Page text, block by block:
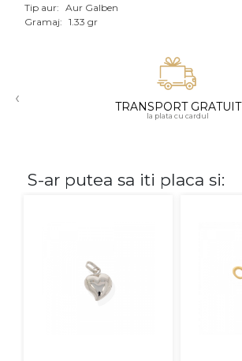
Aur roz
Tip aur: Aur Galben
Gramaj: 1.33 gr
‹ TRANSPORT GRATUIT
la plata cu cardul
S-ar putea sa iti placa si: